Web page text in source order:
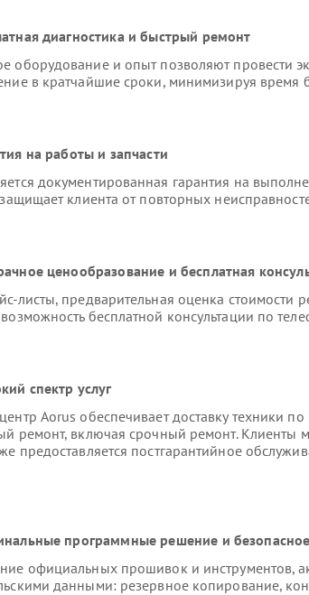
диагностика и быстрый ремонт
оборудование и опыт позволяют провести
в кратчайшие сроки, минимизируя время
на работы и запчасти
документированная гарантия на
клиента от повторных
ценообразование и бесплатная
листы, предварительная оценка стоимости
бесплатной консультации по
спектр услуг
Aorus обеспечивает доставку техники
ремонт, включая срочный ремонт. Клиенты
предоставляется постгарантийное
программные решение и
официальных прошивок и инструментов,
данными: резервное копирование,